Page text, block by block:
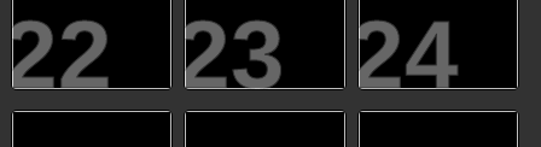
22
23
24